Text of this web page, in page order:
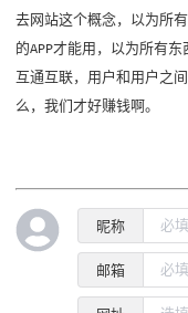
去网站这个概念，以为所
的APP才能用，以为所有
互通互联，用户和用户之
么，我们才好赚钱啊。
昵称
邮箱